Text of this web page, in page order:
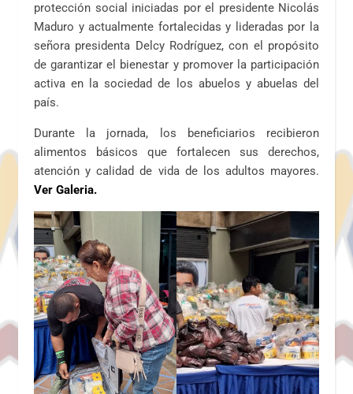
protección social iniciadas por el presidente Nicolás
Maduro y actualmente fortalecidas y lideradas por la
señora presidenta Delcy Rodríguez, con el propósito
de garantizar el bienestar y promover la participación
activa en la sociedad de los abuelos y abuelas del
país.
Durante la jornada, los beneficiarios recibieron
alimentos básicos que fortalecen sus derechos,
atención y calidad de vida de los adultos mayores.
Ver Galeria.